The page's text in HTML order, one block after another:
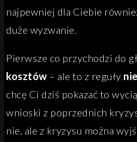
najpewniej dla Ciebie
duże wyzwanie.
Pierwsze co przychodzi do
kosztów – ale to z reguły
chcę Ci dziś pokazać to
wnioski z poprzednich
nie, ale z kryzysu można